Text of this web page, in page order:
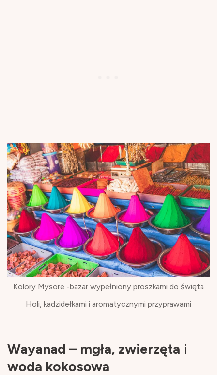
Kolory Mysore -bazar wypełniony proszkami do święta
Holi, kadzidełkami i aromatycznymi przyprawami
Wayanad – mgła, zwierzęta i
woda kokosowa